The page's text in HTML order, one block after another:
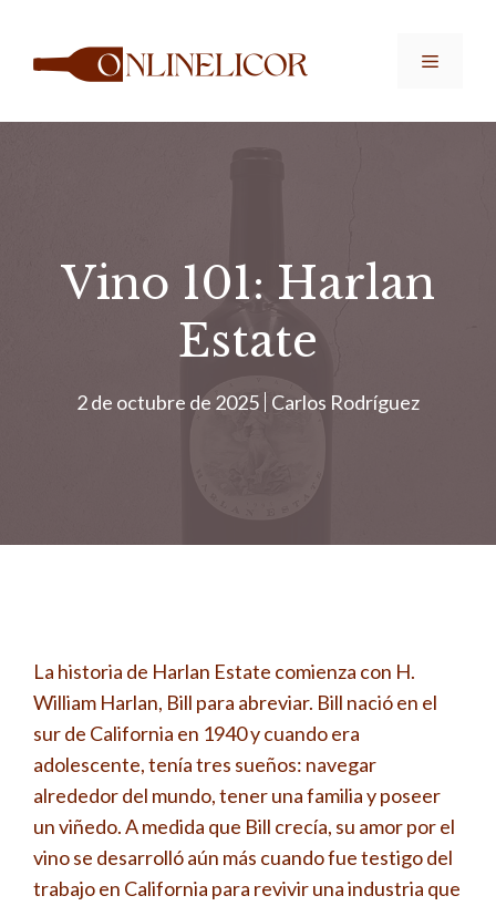
contenido
Menú
Vino 101: Harlan
Estate
2 de octubre de 2025 Carlos Rodríguez
La historia de Harlan Estate comienza con H.
William Harlan, Bill para abreviar. Bill nació en el
sur de California en 1940 y cuando era
adolescente, tenía tres sueños: navegar
alrededor del mundo, tener una familia y poseer
un viñedo. A medida que Bill crecía, su amor por el
vino se desarrolló aún más cuando fue testigo del
trabajo en California para revivir una industria que